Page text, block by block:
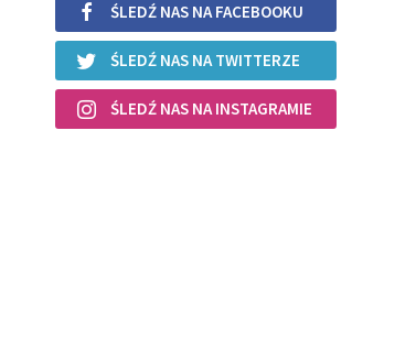
ŚLEDŹ NAS NA FACEBOOKU
ŚLEDŹ NAS NA TWITTERZE
ŚLEDŹ NAS NA INSTAGRAMIE